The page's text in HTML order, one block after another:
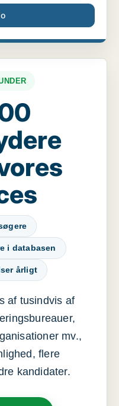
i databasen
årligt
af tusindvis af
mv.,
flere
kandidater.